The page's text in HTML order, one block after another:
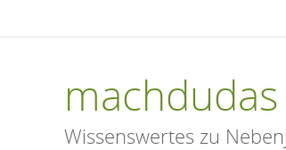
Wissenswertes zu